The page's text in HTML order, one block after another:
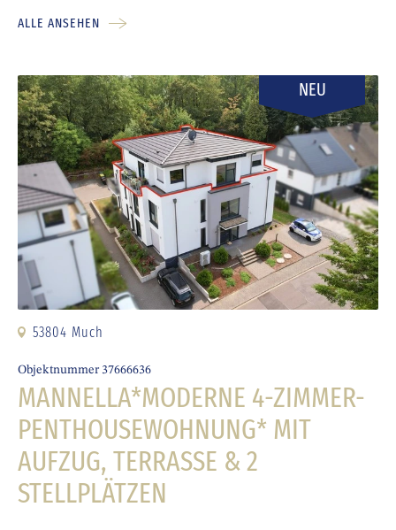
ALLE ANSEHEN
NEU
53804 Much
Objektnummer 37666636
MANNELLA*MODERNE 4-ZIMMER-
PENTHOUSEWOHNUNG* MIT
AUFZUG, TERRASSE & 2
STELLPLÄTZEN